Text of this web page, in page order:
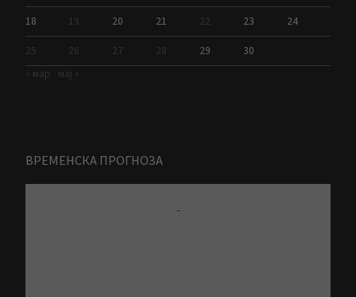
18 19 20 21 22 23 24
25 26 27 28 29
30
« мар
мај »
ВРЕМЕНСКА ПРОГНОЗА
-